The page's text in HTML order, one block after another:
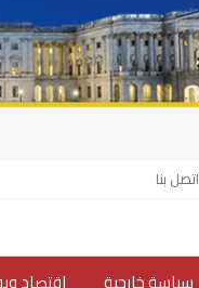
اتصل بنا